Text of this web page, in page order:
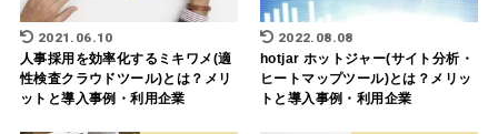
2021.06.10
人事採用を効率化するミキワメ(適
性検査クラウドツール)とは？メリ
ットと導入事例・利用企業
2022.08.08
hotjar ホットジャー(サイト分析・
ヒートマップツール)とは？メリッ
トと導入事例・利用企業